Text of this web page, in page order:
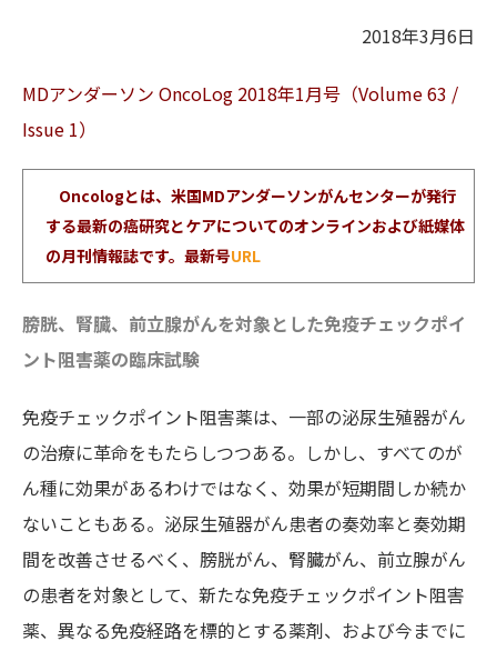
2018年3月6日
MDアンダーソン OncoLog 2018年1月号（Volume 63 /
Issue 1）
Oncologとは、米国MDアンダーソンがんセンターが発行
する最新の癌研究とケアについてのオンラインおよび紙媒体
の月刊情報誌です。最新号URL
膀胱、腎臓、前立腺がんを対象とした免疫チェックポイ
ント阻害薬の臨床試験
免疫チェックポイント阻害薬は、一部の泌尿生殖器がん
の治療に革命をもたらしつつある。しかし、すべてのが
ん種に効果があるわけではなく、効果が短期間しか続か
ないこともある。泌尿生殖器がん患者の奏効率と奏効期
間を改善させるべく、膀胱がん、腎臓がん、前立腺がん
の患者を対象として、新たな免疫チェックポイント阻害
薬、異なる免疫経路を標的とする薬剤、および今までに